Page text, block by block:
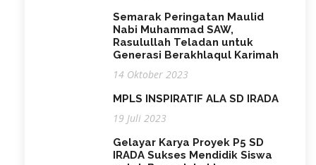
Semarak Peringatan Maulid
Nabi Muhammad SAW,
Rasulullah Teladan untuk
Generasi Berakhlaqul Karimah
14 Oktober 2023
MPLS INSPIRATIF ALA SD IRADA
19 Juli 2023
Gelayar Karya Proyek P5 SD
IRADA Sukses Mendidik Siswa